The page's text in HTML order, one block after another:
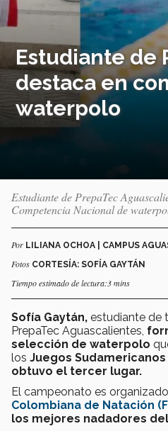
Estudiante de
destaca en
waterpolo
Estudiante de PrepaTec
Competencia Nacional de
Por LILIANA OCHOA | CAMPUS
Fotos CORTESÍA: SOFÍA GAYTÁN
Tiempo estimado de lectura:3 mins
Sofía Gaytán, estudiante de
PrepaTec Aguascalientes,
selección de waterpolo
los Juegos
obtuvo el tercer lugar.
El campeonato es
Colombiana de Natación
los mejores nadadores